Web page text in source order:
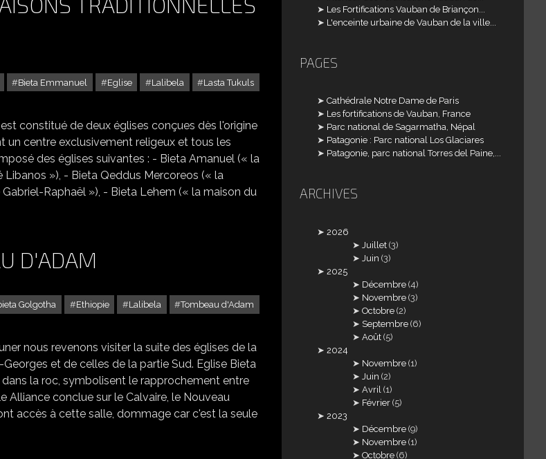
Bieta Emmanuel Eglise Lalibela Lasta Tukuls
ET MAISONS TRADITIONNELLES DE LALIBELLA
constitué de deux églises conçues dès l'origine
centre exclusivement religeux et tous les
des églises suivantes : - Bieta Amanuel (« la
Libanos »), - Bieta Qeddus Mercoreos (« la
Raphaël »), - Bieta Lehem (« la maison du
D'ADAM
Golgotha Ethiopie Lalibela Tombeau d'Adam
BIETA GOLGOTHA ET LE TOMBEAU D'ADAM
nous revenons visiter la suite des églises de la
et de celles de la partie Sud. Eglise Bieta
la roc, symbolisent le rapprochement entre
Alliance conclue sur le Calvaire, le Nouveau
accès à cette salle, dommage car c'est la seule
Les Fortifications Vauban de Briançon...
L'enceinte urbaine de Vauban de la ville...
PAGES
Cathédrale Notre Dame de Paris
Les fortifications de Vauban, France
Parc national de Sagarmatha, Népal
Patagonie : Parc national Los Glaciares
Patagonie, parc national Torres del Paine,...
ARCHIVES
2026
Juillet (3)
Juin (3)
2025
Décembre (4)
Novembre (3)
Octobre (2)
Septembre (6)
Août (5)
2024
Novembre (1)
Juin (2)
Avril (1)
Février (5)
2023
Décembre (9)
Novembre (1)
Octobre (6)